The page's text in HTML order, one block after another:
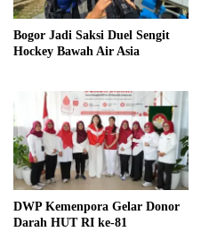
Bogor Jadi Saksi Duel Sengit
Hockey Bawah Air Asia
DWP Kemenpora Gelar Donor
Darah HUT RI ke-81